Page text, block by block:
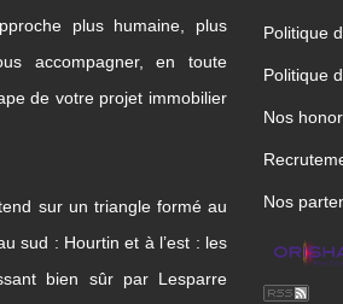
plus humaine, plus
accompagner, en toute
de votre projet immobilier
sur un triangle formé au
sud : Hourtin et à l’est : les
bien sûr par Lesparre
Politique
Politique
Nos
Nos